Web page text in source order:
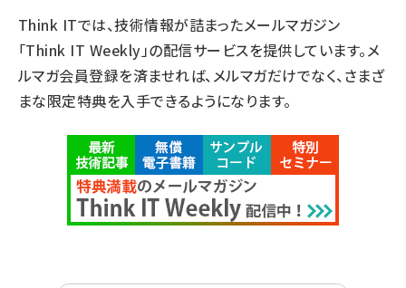
Think ITでは、技術情報が詰まったメールマガジン
「Think IT Weekly」の配信サービスを提供しています。メ
ルマガ会員登録を済ませれば、メルマガだけでなく、さまざ
まな限定特典を入手できるようになります。